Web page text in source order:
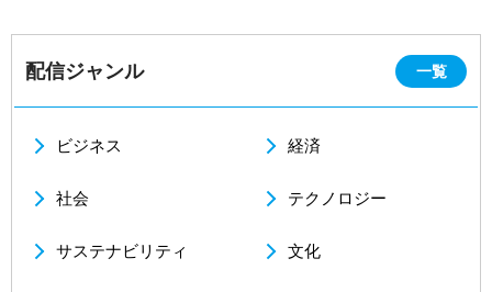
配信ジャンル 一覧
ビジネス 経済
社会 テクノロジー
サステナビリティ 文化